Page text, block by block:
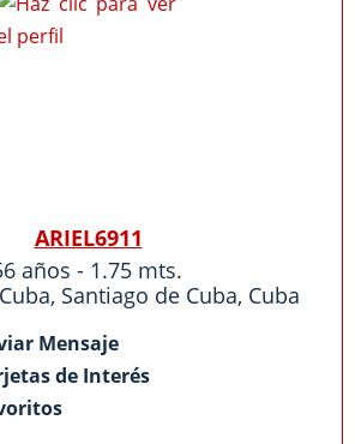
ARIEL6911
años - 1.75 mts.
, Santiago de Cuba, Cuba
Mensaje
de Interés